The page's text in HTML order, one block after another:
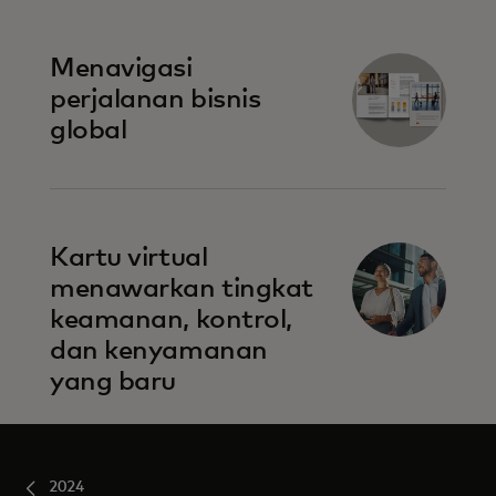
Menavigasi
perjalanan bisnis
global
Kartu virtual
menawarkan tingkat
keamanan, kontrol,
dan kenyamanan
yang baru
2024